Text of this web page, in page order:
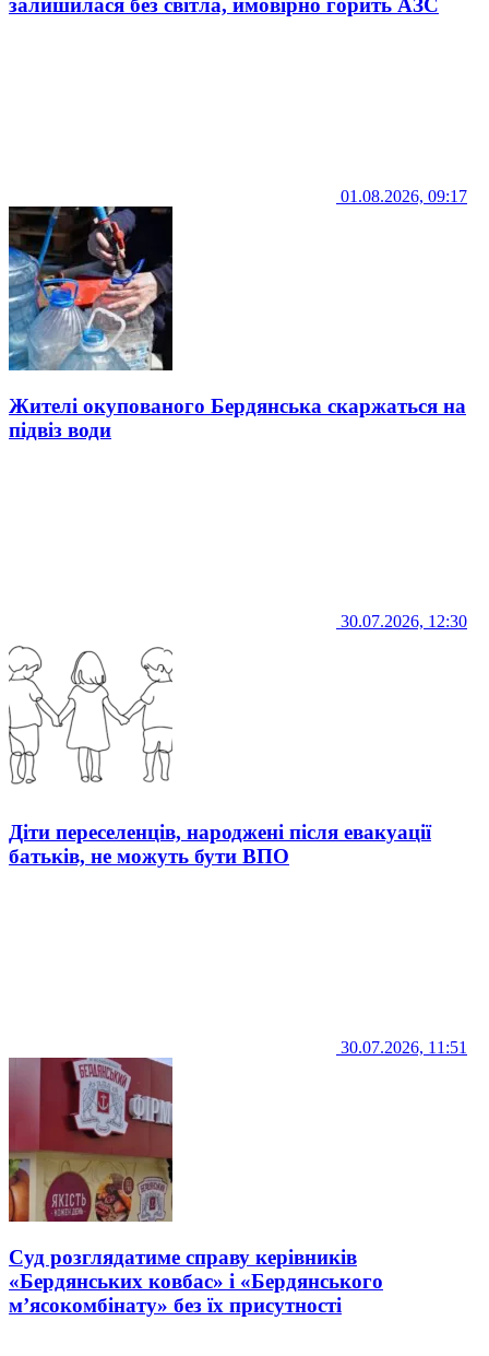
залишилася без світла, ймовірно горить АЗС
01.08.2026, 09:17
Жителі окупованого Бердянська скаржаться на
підвіз води
30.07.2026, 12:30
Діти переселенців, народжені після евакуації
батьків, не можуть бути ВПО
30.07.2026, 11:51
Суд розглядатиме справу керівників
«Бердянських ковбас» і «Бердянського
м’ясокомбінату» без їх присутності